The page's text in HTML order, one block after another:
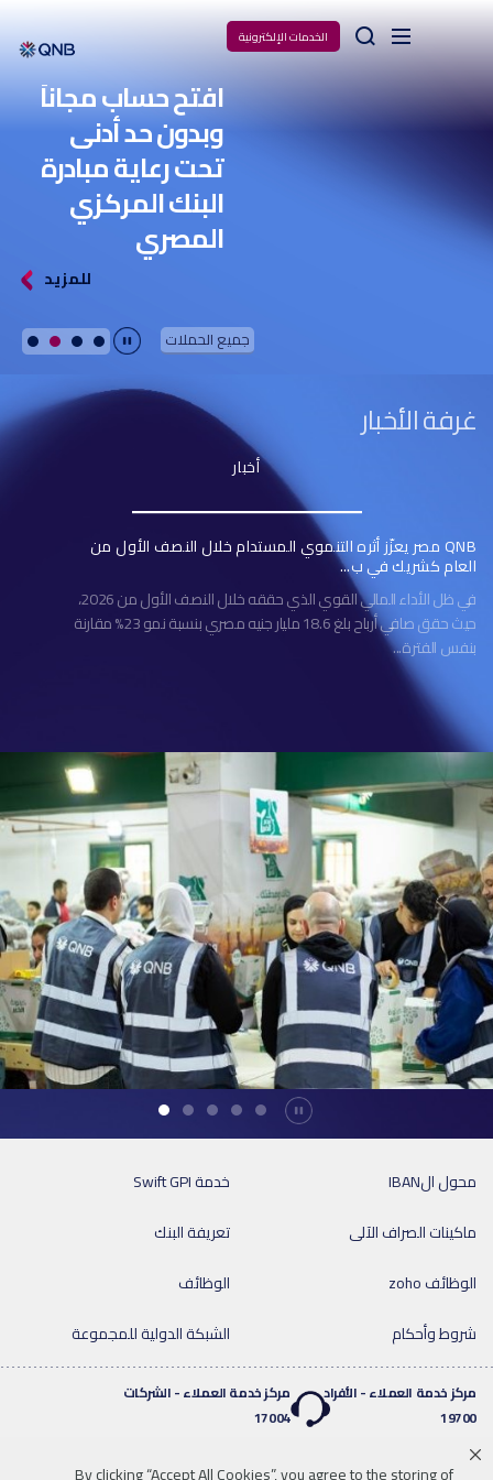
الخدمات الإلكترونية Arama
افتح حساب مجاناً
وبدون حد أدنى
تحت رعاية مبادرة
البنك المركزي
المصري
للمزيد
Durdur جميع الحملات
غرفة الأخبار
أخبار
QNB مصر يعزّز أثره التنموي المستدام خلال النصف الأول من
العام كشريك في ب...
في ظل الأداء المالي القوي الذي حققه خلال النصف الأول من 2026،
حيث حقق صافي أرباح بلغ 18.6 مليار جنيه مصري بنسبة نمو 23% مقارنة
بنفس الفترة...
Durdur
خدمة Swift GPI
محول الIBAN
تعريفة البنك
ماكينات الصراف الآلى
الوظائف
الوظائف zoho
الشبكة الدولية للمجموعة
شروط وأحكام
مركز خدمة العملاء - الأفراد
19700
مركز خدمة العملاء - الشركات
17004